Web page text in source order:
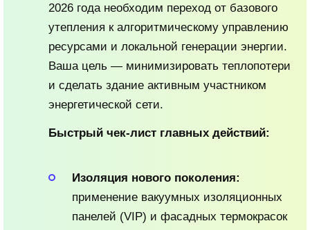
2026 года необходим переход от базового
утепления к алгоритмическому управлению
ресурсами и локальной генерации энергии.
Ваша цель — минимизировать теплопотери
и сделать здание активным участником
энергетической сети.
Быстрый чек-лист главных действий:
Изоляция нового поколения:
применение вакуумных изоляционных
панелей (VIP) и фасадных термокрасок